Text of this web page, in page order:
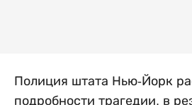
Полиция штата Нью-Йорк
подробности трагедии, в